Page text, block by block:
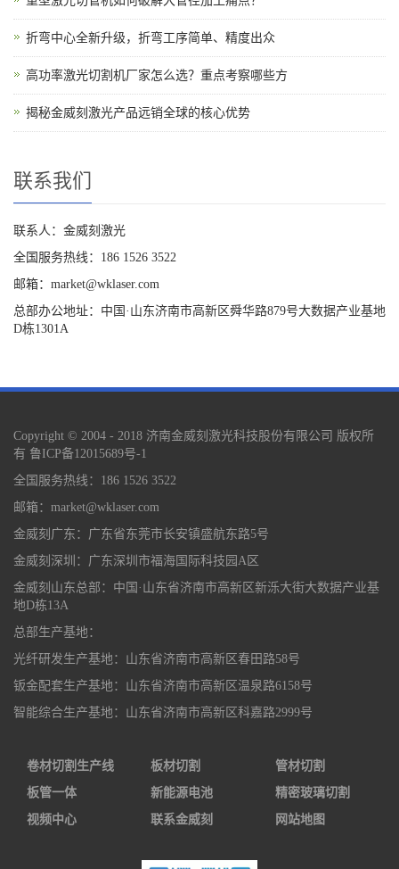
折弯中心全新升级，折弯工序简单、精度出众
高功率激光切割机厂家怎么选？重点考察哪些方
揭秘金威刻激光产品远销全球的核心优势
联系我们
联系人：金威刻激光
全国服务热线：186 1526 3522
邮箱：market@wklaser.com
总部办公地址：中国·山东济南市高新区舜华路879号大数据产业基地
D栋1301A
Copyright © 2004 - 2018 济南金威刻激光科技股份有限公司 版权所
有 鲁ICP备12015689号-1
全国服务热线：186 1526 3522
邮箱：market@wklaser.com
金威刻广东：广东省东莞市长安镇盛航东路5号
金威刻深圳：广东深圳市福海国际科技园A区
金威刻山东总部：中国·山东省济南市高新区新泺大街大数据产业基
地D栋13A
总部生产基地：
光纤研发生产基地：山东省济南市高新区春田路58号
钣金配套生产基地：山东省济南市高新区温泉路6158号
智能综合生产基地：山东省济南市高新区科嘉路2999号
卷材切割生产线 板材切割
管材切割
板管一体
新能源电池
精密玻璃切割
视频中心
联系金威刻 网站地图